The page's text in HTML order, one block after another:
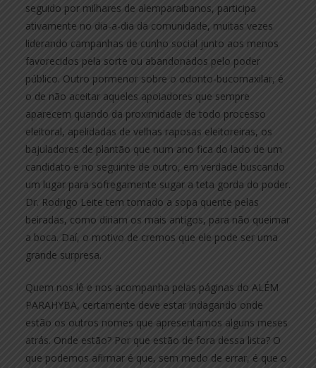
seguido por milhares de alemparaibanos, participa
ativamente no dia-a-dia da comunidade, muitas vezes
liderando campanhas de cunho social junto aos menos
favorecidos pela sorte ou abandonados pelo poder
público. Outro pormenor sobre o odonto-bucomaxilar, é
o de não aceitar aqueles apoiadores que sempre
aparecem quando da proximidade de todo processo
eleitoral, apelidadas de velhas raposas eleitoreiras, os
bajuladores de plantão que num ano fica do lado de um
candidato e no seguinte de outro, em verdade buscando
um lugar para sofregamente sugar a teta gorda do poder.
Dr. Rodrigo Leite tem tomado a sopa quente pelas
beiradas, como diriam os mais antigos, para não queimar
a boca. Daí, o motivo de cremos que ele pode ser uma
grande surpresa.
Quem nos lê e nos acompanha pelas páginas do ALÉM
PARAHYBA, certamente deve estar indagando onde
estão os outros nomes que apresentamos alguns meses
atrás. Onde estão? Por que estão de fora dessa lista? O
que podemos afirmar é que, sem medo de errar, é que o